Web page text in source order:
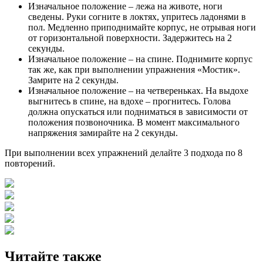
Изначальное положение – лежа на животе, ноги
сведены. Руки согните в локтях, упритесь ладонями в
пол. Медленно приподнимайте корпус, не отрывая ноги
от горизонтальной поверхности. Задержитесь на 2
секунды.
Изначальное положение – на спине. Поднимите корпус
так же, как при выполнении упражнения «Мостик».
Замрите на 2 секунды.
Изначальное положение – на четвереньках. На выдохе
выгнитесь в спине, на вдохе – прогнитесь. Голова
должна опускаться или подниматься в зависимости от
положения позвоночника. В момент максимального
напряжения замирайте на 2 секунды.
При выполнении всех упражнений делайте 3 подхода по 8
повторений.
Читайте также